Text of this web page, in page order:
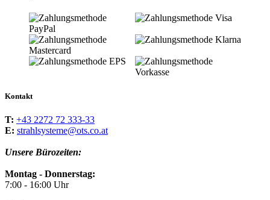
Kontakt
T: +43 2272 72 333-33
E: strahlsysteme@ots.co.at
Unsere Bürozeiten:
Montag - Donnerstag:
7:00 - 16:00 Uhr